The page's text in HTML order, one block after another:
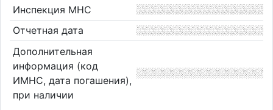
Инспекция МНС
Отчетная дата
Дополнительная
информация (код
ИМНС, дата погашения),
при наличии